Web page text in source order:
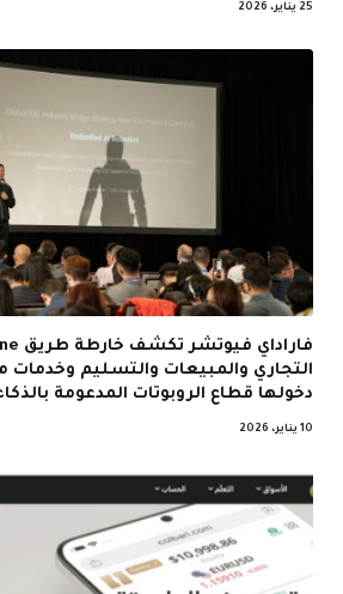
25 يناير، 2026
التجاري والمبيعات والتسليم وخدمات
دخولها قطاع الروبوتات المدعومة
10 يناير، 2026